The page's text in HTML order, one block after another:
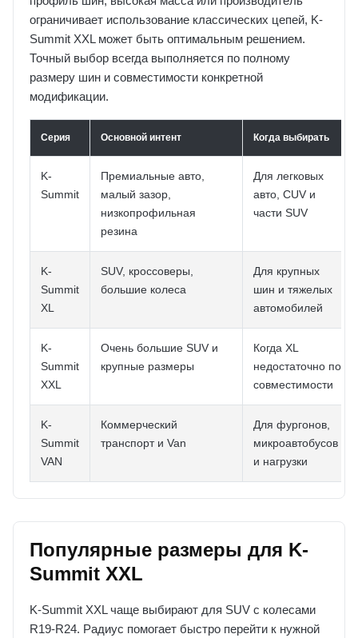
ограничивает использование классических цепей, K-
Summit XXL может быть оптимальным решением.
Точный выбор всегда выполняется по полному
размеру шин и совместимости конкретной
модификации.
Серия Основной интент Когда выбирать
K-
Summit
Премиальные авто,
малый зазор,
низкопрофильная
резина
Для легковых
авто, CUV и
части SUV
K-
Summit
XL
SUV, кроссоверы,
большие колеса
Для крупных
шин и тяжелых
автомобилей
K-
Summit
XXL
Очень большие SUV и
крупные размеры
Когда XL
недостаточно по
совместимости
K-
Summit
VAN
Коммерческий
транспорт и Van
Для фургонов,
микроавтобусов
и нагрузки
Популярные размеры для K-
Summit XXL
K-Summit XXL чаще выбирают для SUV с колесами
R19-R24. Радиус помогает быстро перейти к нужной